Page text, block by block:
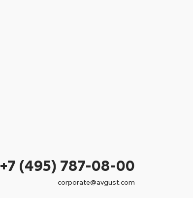
+7 (495) 787-08-00
corporate@avgust.com